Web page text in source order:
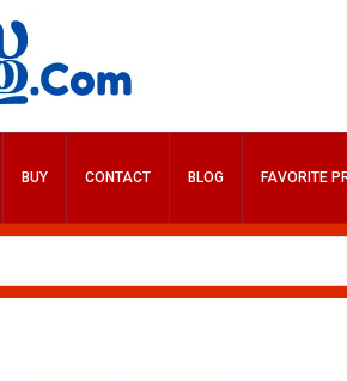
BUY CONTACT BLOG FAVORITE